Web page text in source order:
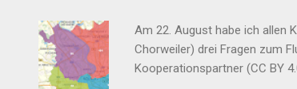
Am 22. August habe ich allen
Chorweiler) drei Fragen zum
Kooperationspartner (CC BY